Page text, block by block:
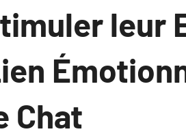
leur
Chat